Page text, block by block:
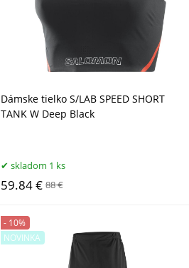
Dámske tielko S/LAB SPEED SHORT
TANK W Deep Black
skladom 1 ks
59.84 € 88 €
- 10%
NOVINKA